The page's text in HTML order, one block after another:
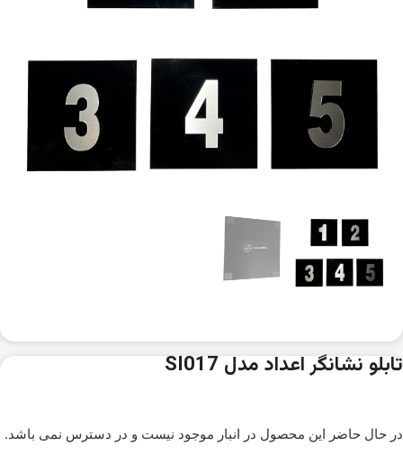
تابلو نشانگر اعداد مدل SI017
در حال حاضر این محصول در انبار موجود نیست و در دسترس نمی باشد.